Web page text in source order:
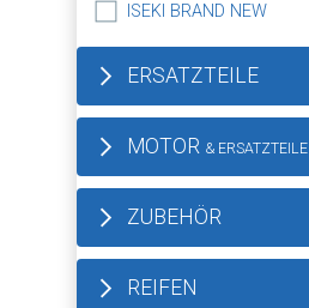
ISEKI BRAND NEW
ERSATZTEILE
MOTOR & ERSATZTEILE
ZUBEHÖR
REIFEN